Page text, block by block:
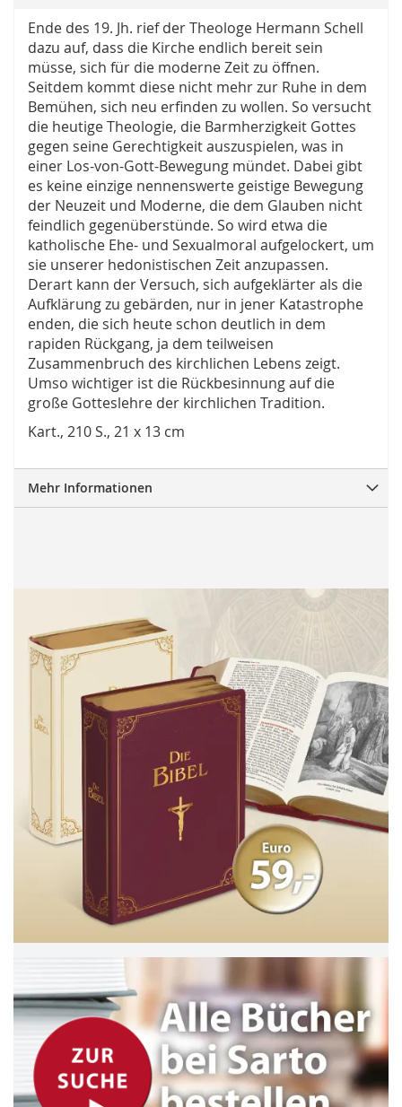
Ende des 19. Jh. rief der Theologe Hermann Schell
dazu auf, dass die Kirche endlich bereit sein
müsse, sich für die moderne Zeit zu öffnen.
Seitdem kommt diese nicht mehr zur Ruhe in dem
Bemühen, sich neu erfinden zu wollen. So versucht
die heutige Theologie, die Barmherzigkeit Gottes
gegen seine Gerechtigkeit auszuspielen, was in
einer Los-von-Gott-Bewegung mündet. Dabei gibt
es keine einzige nennenswerte geistige Bewegung
der Neuzeit und Moderne, die dem Glauben nicht
feindlich gegenüberstünde. So wird etwa die
katholische Ehe- und Sexualmoral aufgelockert, um
sie unserer hedonistischen Zeit anzupassen.
Derart kann der Versuch, sich aufgeklärter als die
Aufklärung zu gebärden, nur in jener Katastrophe
enden, die sich heute schon deutlich in dem
rapiden Rückgang, ja dem teilweisen
Zusammenbruch des kirchlichen Lebens zeigt.
Umso wichtiger ist die Rückbesinnung auf die
große Gotteslehre der kirchlichen Tradition.
Kart., 210 S., 21 x 13 cm
Mehr Informationen